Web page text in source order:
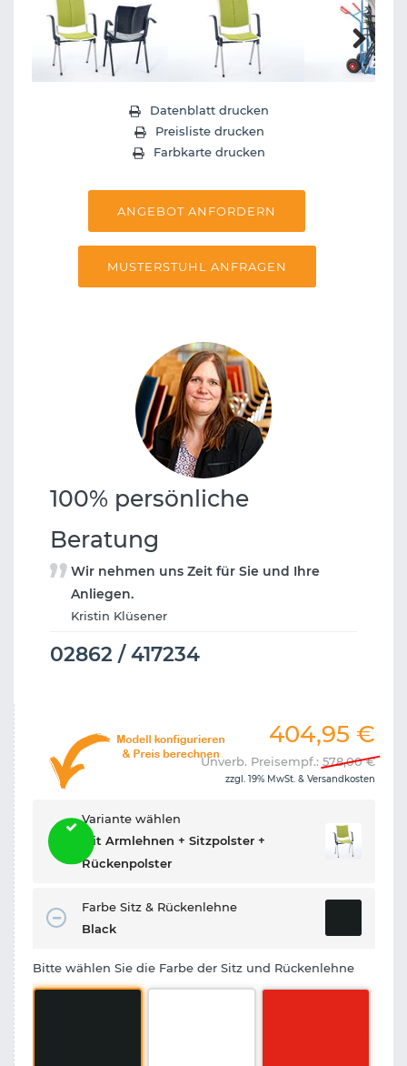
Next
Datenblatt drucken
Preisliste drucken
Farbkarte drucken
ANGEBOT ANFORDERN
MUSTERSTUHL ANFRAGEN
100% persönliche
Beratung
Wir nehmen uns Zeit für Sie und Ihre
Anliegen.
Kristin Klüsener
02862 / 417234
404,95 €
Unverb. Preisempf.: 578,00€
zzgl. 19% MwSt. & Versandkosten
Variante wählen
Mit Armlehnen + Sitzpolster +
Rückenpolster
Farbe Sitz & Rückenlehne
Black
Bitte wählen Sie die Farbe der Sitz und Rückenlehne